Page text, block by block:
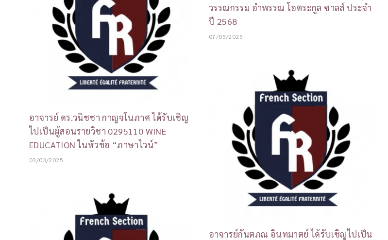
วรรณกรรม อำพรรณ โอตระกูล ซาลส์ ประจำ
ปี 2568
07/05/2025
อาจารย์ ดร.วนิชชา กาญจโนภาศ ได้รับเชิญ
ไปเป็นผู้สอนรายวิชา 0295110 WINE
EDUCATION ในหัวข้อ “ภาษาไวน์”
03/03/2025
อาจารย์กันตภณ อินทมาตย์ ได้รับเชิญไปเป็น